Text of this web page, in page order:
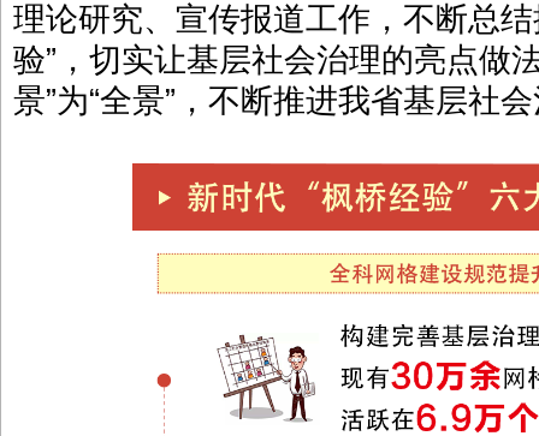
理论研究、宣传报道工作，不断总
验”，切实让基层社会治理的亮点做
景”为“全景”，不断推进我省基层社